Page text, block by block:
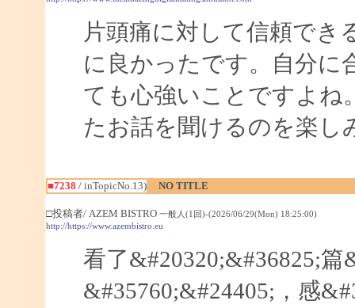
片頭痛に対して信頼でき
に良かったです。自分に
ても心強いことですよね
たお話を聞けるのを楽し
■7238 / inTopicNo.13) NO TITLE
□投稿者/ AZEM BISTRO 一般人(1回)-(2026/06/29(Mon) 18:25:00)
http://https://www.azembistro.eu
看了&#20320;&#36825;篇
&#35760;&#24405;，感